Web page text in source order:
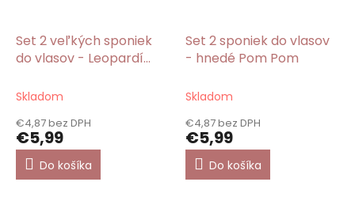
Set 2 veľkých sponiek
do vlasov - Leopardí
Skladom
€4,87 bez DPH
€5,99
Do košíka
Set 2 sponiek do vlasov
- hnedé Pom Pom
Skladom
€4,87 bez DPH
€5,99
Do košíka